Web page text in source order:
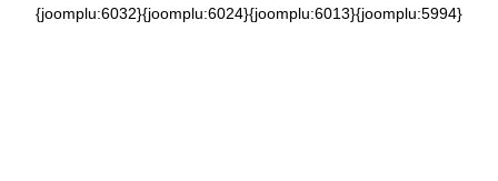
{joomplu:6032}{joomplu:6024}{joomplu:6013}{joomplu:5994}